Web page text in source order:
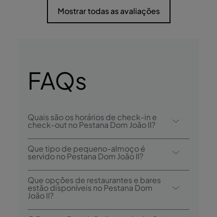
Mostrar todas as avaliações
FAQs
Quais são os horários de check-in e
check-out no Pestana Dom João II?
O check-in no Pestana Dom João II é desde
as 15h00, e o check-out é até às 12h00.
Que tipo de pequeno-almoço é
servido no Pestana Dom João II?
As opções de pequeno-almoço incluem
buffet.
Que opções de restaurantes e bares
estão disponíveis no Pestana Dom
João II?